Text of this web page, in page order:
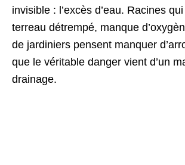
invisible : l’excès d’eau. Racines
terreau détrempé, manque
de jardiniers pensent manquer
que le véritable danger vient d’un
drainage.